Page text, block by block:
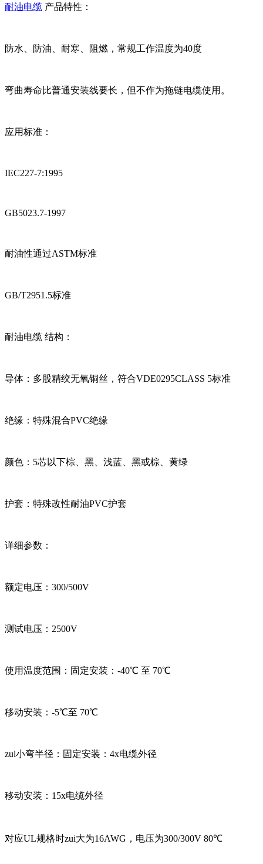
耐油电缆 产品特性：
防水、防油、耐寒、阻燃，常规工作温度为40度
弯曲寿命比普通安装线要长，但不作为拖链电缆使用。
应用标准：
IEC227-7:1995
GB5023.7-1997
耐油性通过ASTM标准
GB/T2951.5标准
耐油电缆 结构：
导体：多股精绞无氧铜丝，符合VDE0295CLASS 5标准
绝缘：特殊混合PVC绝缘
颜色：5芯以下棕、黑、浅蓝、黑或棕、黄绿
护套：特殊改性耐油PVC护套
详细参数：
额定电压：300/500V
测试电压：2500V
使用温度范围：固定安装：-40℃ 至 70℃
移动安装：-5℃至 70℃
zui小弯半径：固定安装：4x电缆外径
移动安装：15x电缆外径
对应UL规格时zui大为16AWG，电压为300/300V 80℃